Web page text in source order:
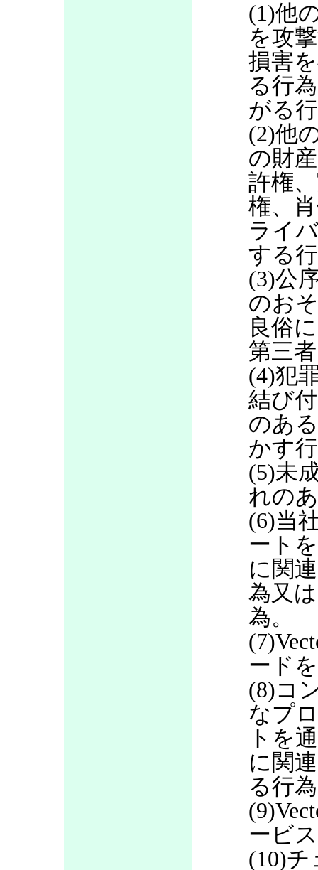
(1)他
を攻
損害
る行
がる
(2)他
の財
許権
権、
ライ
する
(3)公
のお
良俗
第三
(4)犯
結び
のあ
かす
(5)未
れの
(6)当
ート
に関
為又
為。
ード
(8)コ
なプ
トを
に関
る行
ービ
(10)